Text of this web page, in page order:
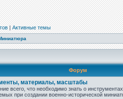
|Активные темы
Форум
материалы, масштабы
всего, что необходимо знать о
при создании военно-исторической